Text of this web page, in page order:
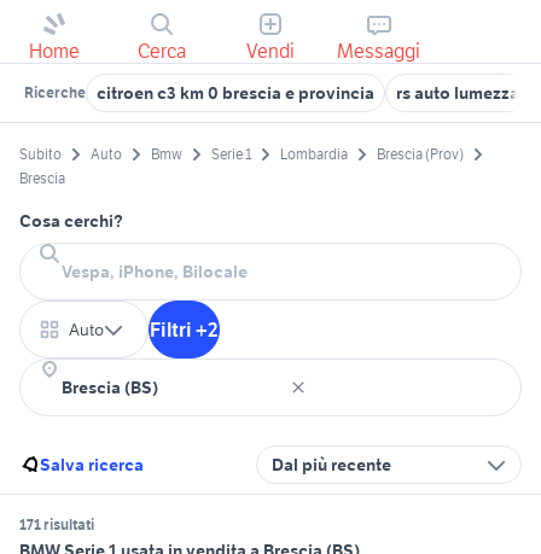
Home Cerca Vendi Messaggi
Ricerche citroen c3 km 0 brescia e provincia rs auto lumezzane
Subito Auto Bmw Serie 1 Lombardia
Brescia (Prov)
Brescia
Cosa cerchi?
Auto Filtri +2
Salva ricerca Dal più recente
171 risultati